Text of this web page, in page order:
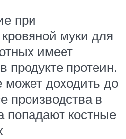
при
муки для
имеет
продукте протеин.
может доходить до
производства в
попадают костные